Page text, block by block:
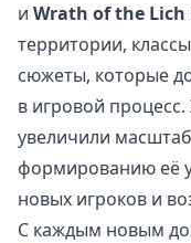
и Wrath of the Lich
территории,
сюжеты, которые
в игровой
увеличили
формированию её
новых игроков и
С каждым новым